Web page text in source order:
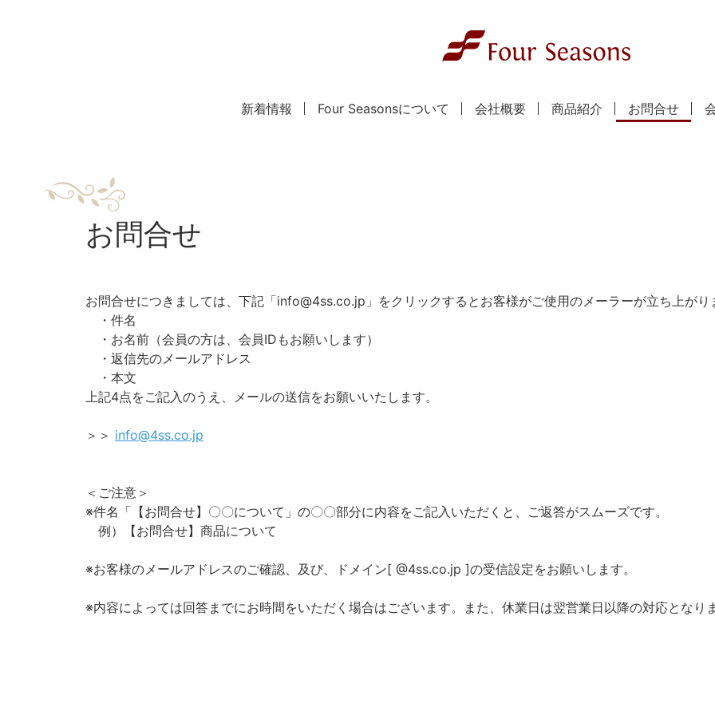
新着情報 Four Seasonsについて 会社概要 商品紹介 お問合せ
お問合せ
お問合せにつきましては、下記「info@4ss.co.jp」をクリックするとお客様がご使用のメーラーが立ち上がり
・件名
・お名前（会員の方は、会員IDもお願いします）
・返信先のメールアドレス
・本文
上記4点をご記入のうえ、メールの送信をお願いいたします。
＞＞ info@4ss.co.jp
＜ご注意＞
※件名「【お問合せ】〇〇について」の〇〇部分に内容をご記入いただくと、ご返答がスムーズです。
例）【お問合せ】商品について
※お客様のメールアドレスのご確認、及び、ドメイン[ @4ss.co.jp ]の受信設定をお願いします。
※内容によっては回答までにお時間をいただく場合はございます。また、休業日は翌営業日以降の対応となり